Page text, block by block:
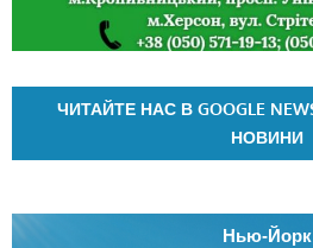
ЧИТАЙТЕ НАС В GOOGLE
НОВИНИ
Нью-Йорк